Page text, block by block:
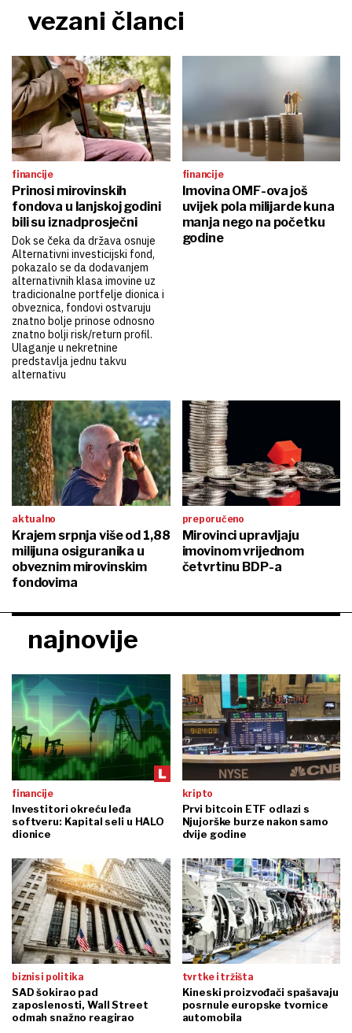
vezani članci
financije
Prinosi mirovinskih
fondova u lanjskoj godini
bili su iznadprosječni
Dok se čeka da država osnuje
Alternativni investicijski fond,
pokazalo se da dodavanjem
alternativnih klasa imovine uz
tradicionalne portfelje dionica i
obveznica, fondovi ostvaruju
znatno bolje prinose odnosno
znatno bolji risk/return profil.
Ulaganje u nekretnine
predstavlja jednu takvu
alternativu
financije
Imovina OMF-ova još
uvijek pola milijarde kuna
manja nego na početku
godine
aktualno
Krajem srpnja više od 1,88
milijuna osiguranika u
obveznim mirovinskim
fondovima
preporučeno
Mirovinci upravljaju
imovinom vrijednom
četvrtinu BDP-a
najnovije
financije
Investitori okreću leđa
softveru: Kapital seli u HALO
dionice
kripto
Prvi bitcoin ETF odlazi s
Njujorške burze nakon samo
dvije godine
biznis i politika
SAD šokirao pad
zaposlenosti, Wall Street
odmah snažno reagirao
tvrtke i tržišta
Kineski proizvođači spašavaju
posrnule europske tvornice
automobila